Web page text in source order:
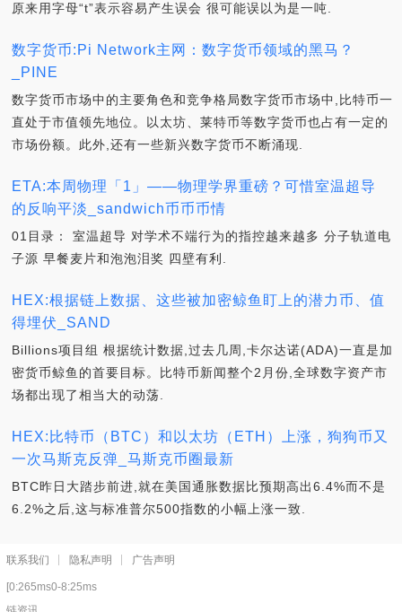
原来用字母“t”表示容易产生误会 很可能误以为是一吨.
数字货币:Pi Network主网：数字货币领域的黑马？
_PINE
数字货币市场中的主要角色和竞争格局数字货币市场中,比特币一
直处于市值领先地位。以太坊、莱特币等数字货币也占有一定的
市场份额。此外,还有一些新兴数字货币不断涌现.
ETA:本周物理「1」——物理学界重磅？可惜室温超导
的反响平淡_sandwich币币币情
01目录： 室温超导 对学术不端行为的指控越来越多 分子轨道电
子源 早餐麦片和泡泡泪奖 四壁有利.
HEX:根据链上数据、这些被加密鲸鱼盯上的潜力币、值
得埋伏_SAND
Billions项目组 根据统计数据,过去几周,卡尔达诺(ADA)一直是加
密货币鲸鱼的首要目标。比特币新闻整个2月份,全球数字资产市
场都出现了相当大的动荡.
HEX:比特币（BTC）和以太坊（ETH）上涨，狗狗币又
一次马斯克反弹_马斯克币圈最新
BTC昨日大踏步前进,就在美国通胀数据比预期高出6.4%而不是
6.2%之后,这与标准普尔500指数的小幅上涨一致.
联系我们 隐私声明 广告声明
[0:265ms0-8:25ms